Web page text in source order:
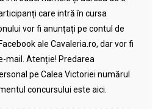
care intră în cursa
vor fi anunțați pe contul de
ale Cavaleria.ro, dar vor fi
mail. Atenție! Predarea
pe Calea Victoriei numărul
concursului este aici.